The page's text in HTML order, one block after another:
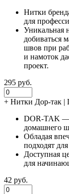
Нитки
для
Уникальная
добиваться
швов при
и намоток
проект.
295 руб.
+ Нитки Дор-так |
DOR-TAK —
домашнего
Обладая
подходят
Доступная
для
42 руб.